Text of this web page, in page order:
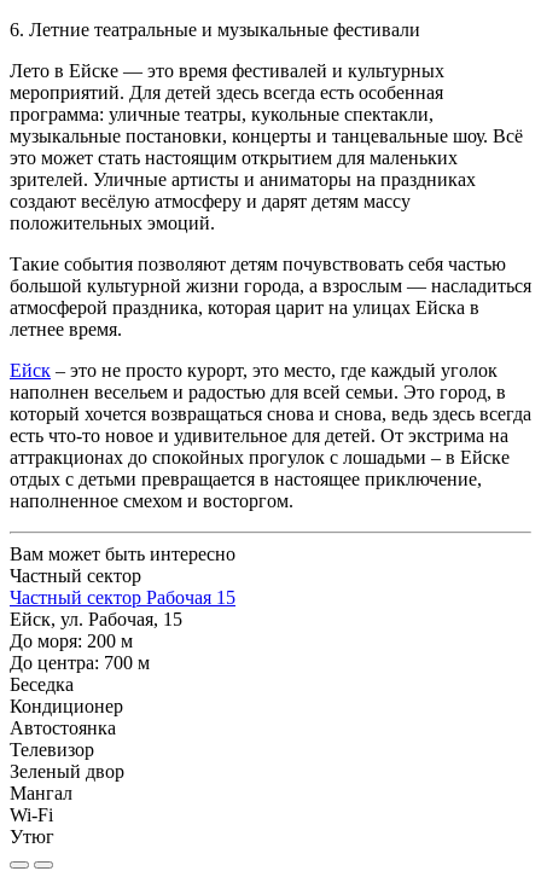
6. Летние театральные и музыкальные фестивали
Лето в Ейске — это время фестивалей и культурных
мероприятий. Для детей здесь всегда есть особенная
программа: уличные театры, кукольные спектакли,
музыкальные постановки, концерты и танцевальные шоу. Всё
это может стать настоящим открытием для маленьких
зрителей. Уличные артисты и аниматоры на праздниках
создают весёлую атмосферу и дарят детям массу
положительных эмоций.
Такие события позволяют детям почувствовать себя частью
большой культурной жизни города, а взрослым — насладиться
атмосферой праздника, которая царит на улицах Ейска в
летнее время.
Ейск – это не просто курорт, это место, где каждый уголок
наполнен весельем и радостью для всей семьи. Это город, в
который хочется возвращаться снова и снова, ведь здесь всегда
есть что-то новое и удивительное для детей. От экстрима на
аттракционах до спокойных прогулок с лошадьми – в Ейске
отдых с детьми превращается в настоящее приключение,
наполненное смехом и восторгом.
Вам может быть интересно
Частный сектор
Частный сектор Рабочая 15
Ейск, ул. Рабочая, 15
До моря: 200 м
До центра: 700 м
Беседка
Кондиционер
Автостоянка
Телевизор
Зеленый двор
Мангал
Wi-Fi
Утюг